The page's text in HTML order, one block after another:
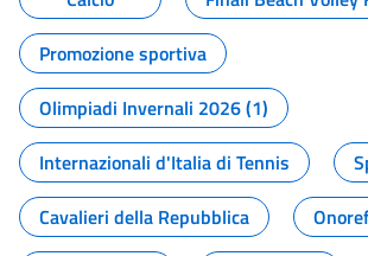
Promozione sportiva
Olimpiadi Invernali 2026 (1)
Internazionali d'Italia di Tennis
Cavalieri della Repubblica